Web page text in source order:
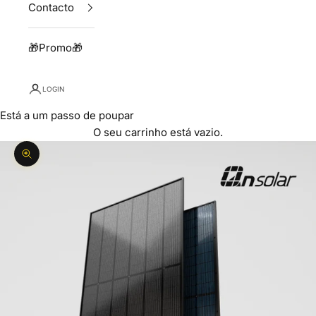
Contacto
🎁Promo🎁
LOGIN
Está a um passo de poupar
O seu carrinho está vazio.
Ampliar imagem